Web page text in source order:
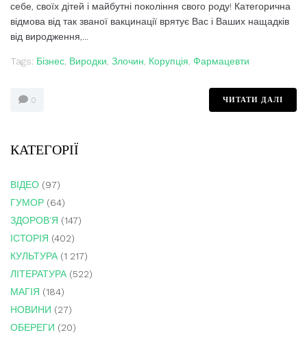
себе, своїх дітей і майбутні покоління свого роду! Категорична
відмова від так званої вакцинації врятує Вас і Ваших нащадків
від виродження,...
Tags: Бізнес, Виродки, Злочин, Корупція, Фармацевти
0 ЧИТАТИ ДАЛІ
КАТЕГОРІЇ
ВІДЕО (97)
ГУМОР (64)
ЗДОРОВ'Я (147)
ІСТОРІЯ (402)
КУЛЬТУРА(1 217)
ЛІТЕРАТУРА(522)
МАГІЯ (184)
НОВИНИ (27)
ОБЕРЕГИ (20)